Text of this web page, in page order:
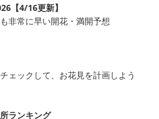
【4/16更新】
非常に早い開花・満開予想
ェックして、お花見を計画しよう
ランキング